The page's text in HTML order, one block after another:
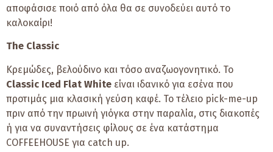
αποφάσισε ποιό από όλα θα σε συνοδεύει αυτό το
καλοκαίρι!
The Classic
Κρεμώδες, βελούδινο και τόσο αναζωογονητικό. Το
Classic Iced Flat White είναι ιδανικό για εσένα που
προτιμάς μια κλασική γεύση καφέ. Το τέλειο pick-me-up
πριν από την πρωινή γιόγκα στην παραλία, στις διακοπές
ή για να συναντήσεις φίλους σε ένα κατάστημα
COFFEEHOUSE για catch up.